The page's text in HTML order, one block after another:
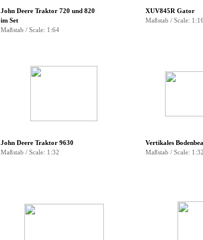
John Deere Traktor 720 und 820
im Set
Maßstab / Scale: 1:64
XUV845R Gator
Maßstab / Scale: 1:16
John Deere Traktor9630
Maßstab / Scale: 1:32
Vertikales
Maßstab / Scale: 1:32